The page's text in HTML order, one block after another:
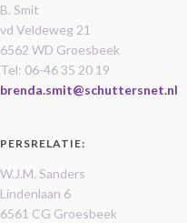
B. Smit
vd Veldeweg 21
6562 WD Groesbeek
Tel: 06-46 35 20 19
brenda.smit@schuttersnet.nl
PERSRELATIE:
W.J.M. Sanders
Lindenlaan 6
6561 CG Groesbeek